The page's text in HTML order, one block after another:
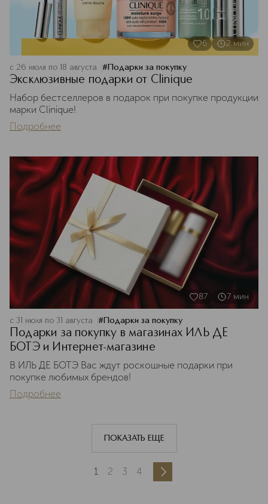
6 2 мин
с 26 июля по 18 августа # Подарки за покупку
Эксклюзивные подарки от Clinique
Набор бестселлеров в подарок при покупке продукции
марки Clinique!
Подробнее
87 7 мин
с 31 июля по 31 августа # Подарки за покупку
Подарки за покупку в магазинах ИЛЬ ДЕ
БОТЭ и Интернет-магазине
В ИЛЬ ДЕ БОТЭ Вас ждут роскошные подарки при
покупке любимых брендов!
Подробнее
ПОКАЗАТЬ ЕЩЕ
1 2 3 4